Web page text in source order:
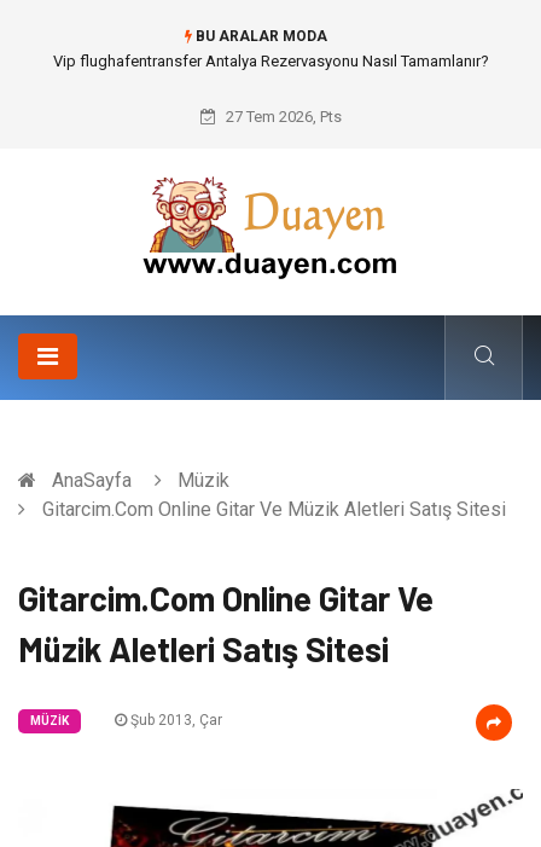
BU ARALAR MODA
Vip flughafentransfer Antalya Rezervasyonu Nasıl Tamamlanır?
27 Tem 2026, Pts
AnaSayfa
Müzik
Gitarcim.Com Online Gitar Ve Müzik Aletleri Satış Sitesi
Gitarcim.Com Online Gitar Ve
Müzik Aletleri Satış Sitesi
MÜZIK Şub 2013, Çar